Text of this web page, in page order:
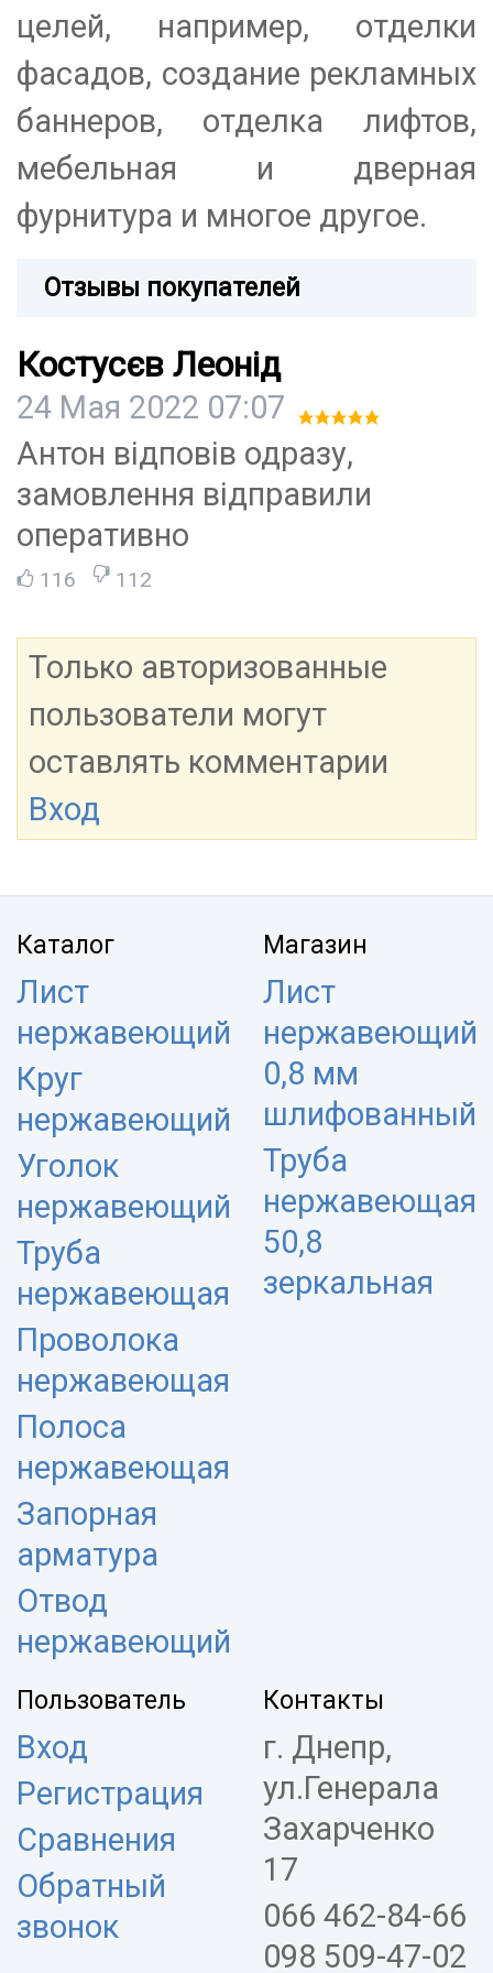
целей, например, отделки
фасадов, создание рекламных
баннеров, отделка лифтов,
мебельная и дверная
фурнитура и многое другое.
Отзывы покупателей
Костусєв Леонід
24 Мая 2022 07:07
Антон відповів одразу,
замовлення відправили
оперативно
116 112
Только авторизованные
пользователи могут
оставлять комментарии
Вход
Каталог
Лист
нержавеющий
Круг
нержавеющий
Уголок
нержавеющий
Труба
нержавеющая
Проволока
нержавеющая
Полоса
нержавеющая
Запорная
арматура
Отвод
нержавеющий
Магазин
Лист
нержавеющий
0,8 мм
шлифованный
Труба
нержавеющая
50,8
зеркальная
Пользователь
Вход
Регистрация
Сравнения
Обратный
звонок
Контакты
г. Днепр,
ул.Генерала
Захарченко
17
066 462-84-66
098 509-47-02